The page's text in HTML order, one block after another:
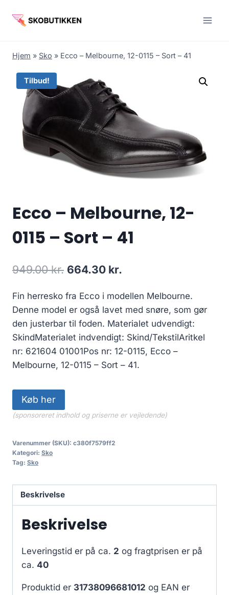
Hjem » Sko » Ecco – Melbourne, 12-0115 – Sort – 41
Tilbud!
Ecco – Melbourne, 12-
0115 – Sort – 41
949.00kr. Den
pris
var:
949.00 kr..
664.30 kr.
pris
er:
664.30 kr..
Fin herresko fra Ecco i modellen Melbourne.
Denne model er også lavet med snøre, som gør
den justerbar til foden. Materialet udvendigt:
SkindMaterialet indvendigt: Skind/TekstilAritkel
nr: 621604 01001Pos nr: 12-0115, Ecco –
Melbourne, 12-0115 – Sort – 41.
Køb her
(sponsoreret indhold og priserne er vejledende)
Varenummer (SKU): c380f7579ff2
Kategori: Sko
Tag: Sko
Beskrivelse
Beskrivelse
Leveringstid er på ca. 2 og fragtprisen er på
ca. 40
Produktid er 31738096681012 og EAN er